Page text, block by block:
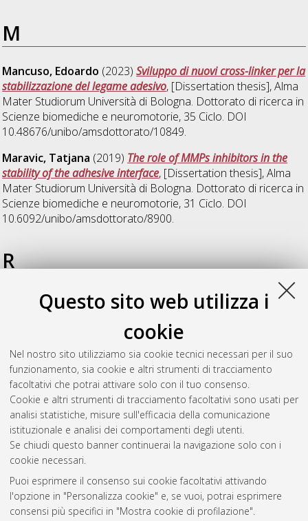
Questo sito web utilizza i
cookie
Nel nostro sito utilizziamo sia cookie tecnici necessari per il suo
funzionamento, sia cookie e altri strumenti di tracciamento
facoltativi che potrai attivare solo con il tuo consenso.
Cookie e altri strumenti di tracciamento facoltativi sono usati per
analisi statistiche, misure sull'efficacia della comunicazione
istituzionale e analisi dei comportamenti degli utenti.
Se chiudi questo banner continuerai la navigazione solo con i
cookie necessari.
Puoi esprimere il consenso sui cookie facoltativi attivando
l'opzione in "Personalizza cookie" e, se vuoi, potrai esprimere
consensi più specifici in "Mostra cookie di profilazione".
M
Mancuso, Edoardo (2023)Sviluppo di nuovi cross-linker per la
stabilizzazione del legame adesivo, [Dissertation thesis], Alma
Mater Studiorum Università di Bologna. Dottorato di ricerca in
Scienze biomediche e neuromotorie, 35 Ciclo. DOI
10.48676/unibo/amsdottorato/10849.
Maravic, Tatjana (2019) The role of MMPs inhibitors in the
stability of the adhesive interface, [Dissertation thesis], Alma
Mater Studiorum Università di Bologna. Dottorato di ricerca in
Scienze biomediche e neuromotorie, 31 Ciclo. DOI
10.6092/unibo/amsdottorato/8900.
R
Rossi, Roberto(2025)Identification of the genetic and the
epigenetic profile of the Oral Leukoplakia for diagnostic and
, [Dissertation thesis], Alma Mater
Studiorum Università di Bologna. Dottorato di ricerca in
Scienze biomediche e neuromotorie, 37 Ciclo. DOI
10.48676/unibo/amsdottorato/11768.
Questa lista e' stata generata il Thu Aug 6 20:47:10 2026
Atom
Rss 1.0
Rss 2.0